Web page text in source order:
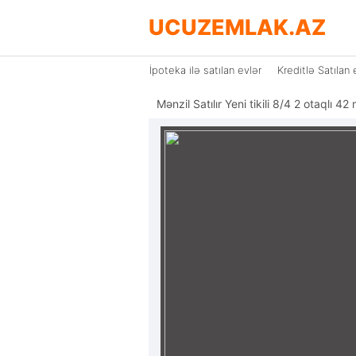
UCUZEMLAK.AZ
İpoteka ilə satılan evlər Kreditlə Satılan
Mənzil Satılır Yeni tikili 8/4 2 otaqlı 42